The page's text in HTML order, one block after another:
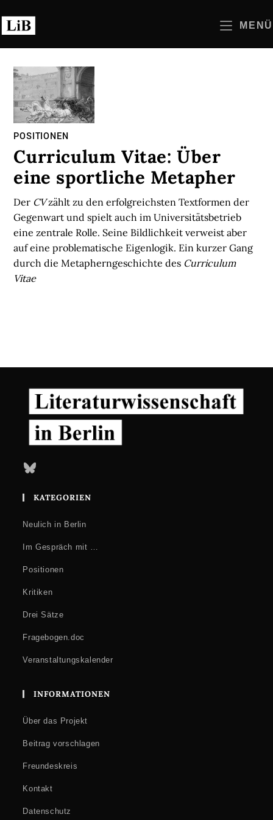
Inhalt
springen
MENÜ
POSITIONEN
Curriculum Vitae: Über
eine sportliche Metapher
Der CVzählt zu den erfolgreichsten Textformen der
Gegenwart und spielt auch im Universitätsbetrieb
eine zentrale Rolle. Seine Bildlichkeit verweist aber
auf eine problematische Eigenlogik. Ein kurzer Gang
durch die Metapherngeschichte des Curriculum
Vitae
Bluesky
KATEGORIEN
Neulich in Berlin
Im Gespräch mit …
Positionen
Kritiken
Drei Sätze
Fragebogen.doc
Veranstaltungskalender
INFORMATIONEN
Über das Projekt
Beitrag vorschlagen
Freundeskreis
Kontakt
Datenschutz